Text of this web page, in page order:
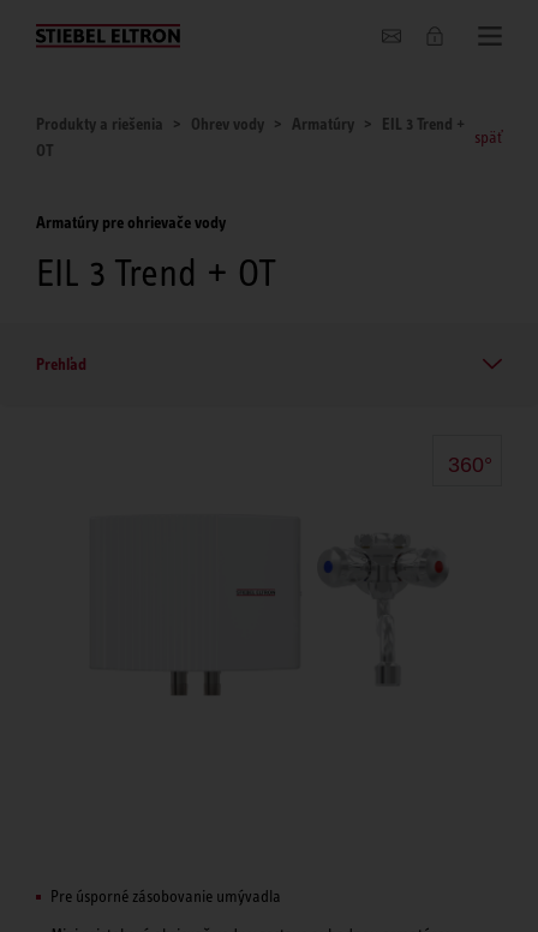
O nás
Produkty a riešenia Ohrev vody Armatúry
EIL 3 Trend +
OT
späť
Armatúry pre ohrievače vody
EIL 3 Trend + OT
Prehľad
360°
Pre úsporné zásobovanie umývadla